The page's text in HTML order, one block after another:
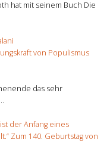
hat mit seinem Buch Die
von Populismus
das sehr
der Anfang eines
Zum 140. Geburtstag von